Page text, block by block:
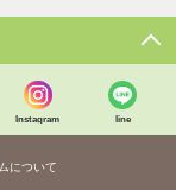
Instagram line
について